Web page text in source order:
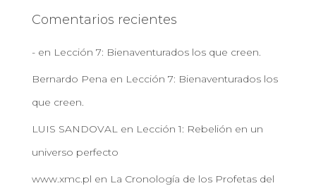
Comentarios recientes
- en Lección 7: Bienaventurados los que creen.
Bernardo Pena en Lección 7: Bienaventurados los
que creen.
LUIS SANDOVAL en Lección 1: Rebelión en un
universo perfecto
www.xmc.pl en La Cronología de los Profetas del